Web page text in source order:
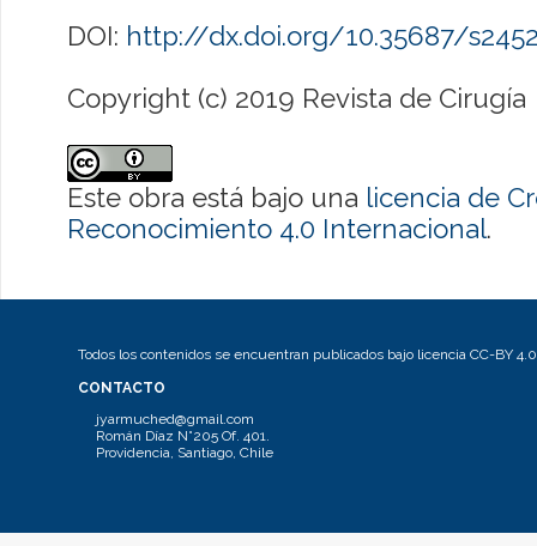
DOI: http://dx.doi.org/10.35687/
Copyright (c) 2019 Revista de Cirugía
Este obra está bajo una licencia de
Reconocimiento 4.0 Internacional.
Todos los contenidos se encuentran publicados bajo licencia CC-BY 4.0
CONTACTO
jyarmuched@gmail.com
Román Díaz N°205 Of. 401.
Providencia, Santiago, Chile